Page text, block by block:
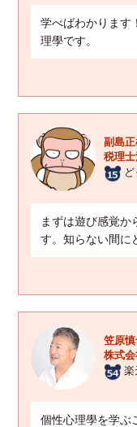
学べばわかります
理學です。
副島
税理
まずは遊び感覚か
す。知らない間に
笠原
株式
楽
個性心理學を学ぶ